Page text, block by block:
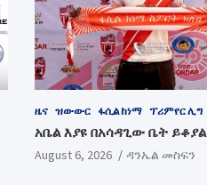
ዜና ዝውውር ፋሲል ከነማ ፕሪምየር ሊግ
አቤል እያዩ በአሳዳጊው ቤት ይቆያል
August 6, 2026 ዳንኤል መስፍን